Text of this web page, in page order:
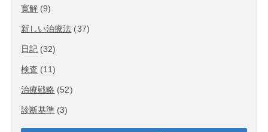
寛解 (9)
新しい治療法 (37)
日記 (32)
検査 (11)
治療戦略 (52)
診断基準 (3)